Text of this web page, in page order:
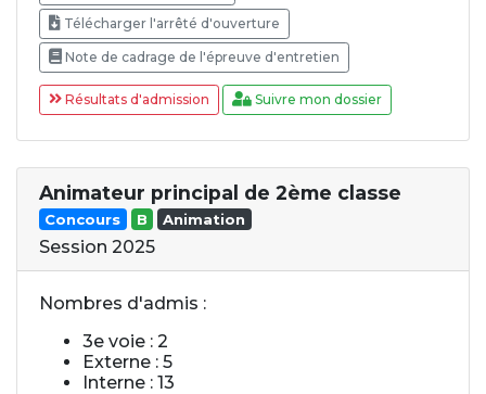
Télécharger l'arrêté d'ouverture
Note de cadrage de l'épreuve d'entretien
Résultats d'admission Suivre mon dossier
Animateur principal de 2ème classe
Concours B Animation
Session 2025
Nombres d'admis :
3e voie : 2
Externe : 5
Interne : 13